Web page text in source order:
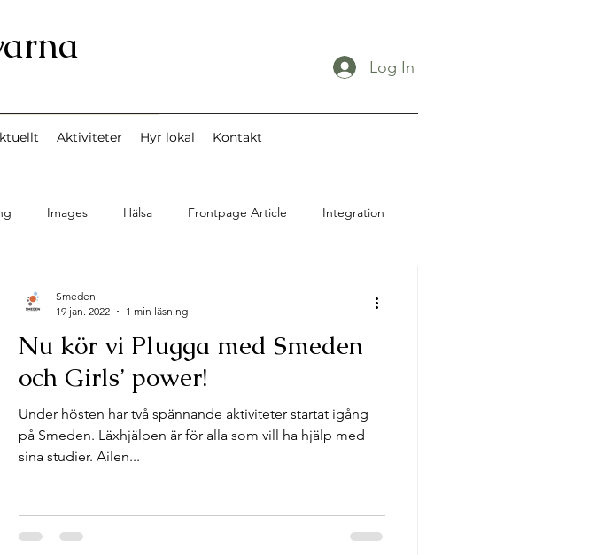
Log In
Aktiviteter Hyr lokal Kontakt
Images Hälsa Frontpage Article Integration
Uncategorized Utbildning
Nu kör vi Plugga med Smeden
och Girls’ power!
Under hösten har två spännande aktiviteter startat igång
på Smeden. Läxhjälpen är för alla som vill ha hjälp med
sina studier. Ailen...
Smeden
19 jan. 2022
1 min läsning